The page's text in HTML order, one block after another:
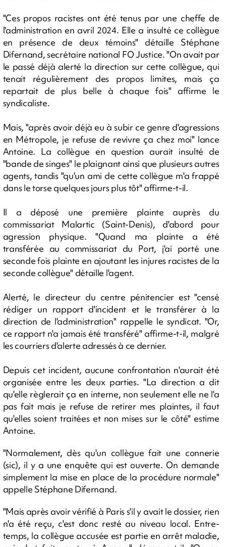
"Ces propos racistes ont été tenus par une cheffe de
l'administration en avril 2024. Elle a insulté ce collègue
en présence de deux témoins" détaille Stéphane
Difernand, secrétaire national FO Justice. "On avait par
le passé déjà alerté la direction sur cette collègue, qui
tenait régulièrement des propos limites, mais ça
repartait de plus belle à chaque fois" affirme le
syndicaliste.
Mais, "après avoir déjà eu à subir ce genre d'agressions
en Métropole, je refuse de revivre ça chez moi" lance
Antoine. La collègue en question aurait insulté de
"bande de singes" le plaignant ainsi que plusieurs autres
agents, tandis "qu'un ami de cette collègue m'a frappé
dans le torse quelques jours plus tôt" affirme-t-il.
Il a déposé une première plainte auprès du
commissariat Malartic (Saint-Denis), d'abord pour
agression physique. "Quand ma plainte a été
transférée au commissariat du Port, j'ai porté une
seconde fois plainte en ajoutant les injures racistes de la
seconde collègue" détaille l'agent.
Alerté, le directeur du centre pénitencier est "censé
rédiger un rapport d'incident et le transférer à la
direction de l'administration" rappelle le syndicat. "Or,
ce rapport n'a jamais été transféré" affirme-t-il, malgré
les courriers d'alerte adressés à ce dernier.
Depuis cet incident, aucune confrontation n'aurait été
organisée entre les deux parties. "La direction a dit
qu'elle règlerait ça en interne, non seulement elle ne l'a
pas fait mais je refuse de retirer mes plaintes, il faut
qu'elles soient traitées et non mises sur le côté" estime
Antoine.
"Normalement, dès qu'un collègue fait une connerie
(sic), il y a une enquête qui est ouverte. On demande
simplement la mise en place de la procédure normale"
appelle Stéphane Difernand.
"Mais après avoir vérifié à Paris s'il y avait le dossier, rien
n'a été reçu, c'est donc resté au niveau local. Entre-
temps, la collègue accusée est partie en arrêt maladie,